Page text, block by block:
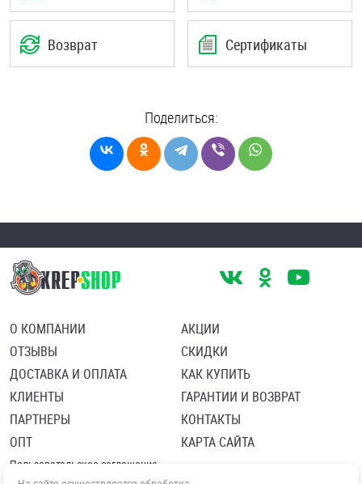
Возврат Сертификаты
Поделиться:
О КОМПАНИИ
ОТЗЫВЫ
ДОСТАВКА И ОПЛАТА
КЛИЕНТЫ
ПАРТНЕРЫ
ОПТ
АКЦИИ
СКИДКИ
КАК КУПИТЬ
ГАРАНТИИ И ВОЗВРАТ
КОНТАКТЫ
КАРТА САЙТА
Пользовательское соглашение
Политика в отношении обработки персональных данных